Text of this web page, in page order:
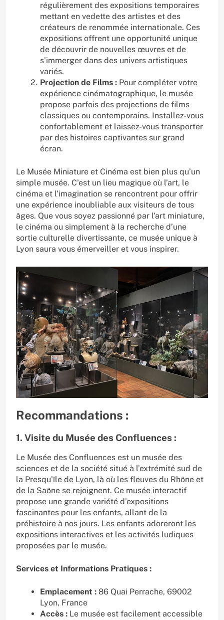
régulièrement des expositions temporaires
mettant en vedette des artistes et des
créateurs de renommée internationale. Ces
expositions offrent une opportunité unique
de découvrir de nouvelles œuvres et de
s’immerger dans des univers artistiques
variés.
Projection de Films : Pour compléter votre
expérience cinématographique, le musée
propose parfois des projections de films
classiques ou contemporains. Installez-vous
confortablement et laissez-vous transporter
par des histoires captivantes sur grand
écran.
Le Musée Miniature et Cinéma est bien plus qu’un
simple musée. C’est un lieu magique où l’art, le
cinéma et l’imagination se rencontrent pour offrir
une expérience inoubliable aux visiteurs de tous
âges. Que vous soyez passionné par l’art miniature,
le cinéma ou simplement à la recherche d’une
sortie culturelle divertissante, ce musée unique à
Lyon saura vous émerveiller et vous inspirer.
Recommandations :
1. Visite du Musée des Confluences :
Le Musée des Confluences est un musée des
sciences et de la société situé à l’extrémité sud de
la Presqu’île de Lyon, là où les fleuves du Rhône et
de la Saône se rejoignent. Ce musée interactif
propose une grande variété d’expositions
fascinantes pour les enfants, allant de la
préhistoire à nos jours. Les enfants adoreront les
expositions interactives et les activités ludiques
proposées par le musée.
Services et Informations Pratiques :
Emplacement : 86 Quai Perrache, 69002
Lyon, France
Accès : Le musée est facilement accessible